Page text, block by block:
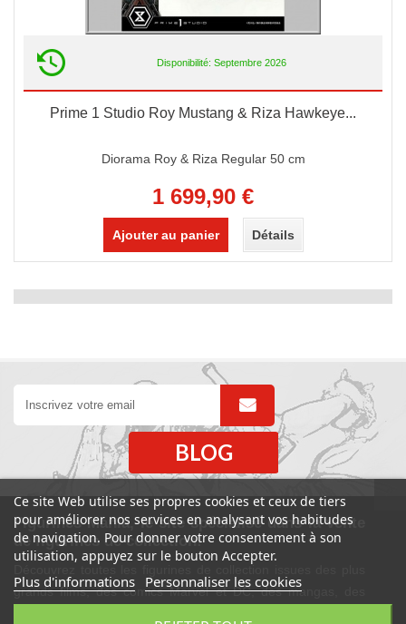
Disponibilité: Septembre 2026
Prime 1 Studio Roy Mustang & Riza Hawkeye...
Diorama Roy & Riza Regular 50 cm
1 699,90 €
Ajouter au panier Détails
BLOG
Figurines Mania, le site spécialisé dans la vente
de figurines de collection!
grands films, des comics Marvel et DC, des mangas, des
Ce site Web utilise ses propres cookies et ceux de tiers
pour améliorer nos services en analysant vos habitudes
de navigation. Pour donner votre consentement à son
utilisation, appuyez sur le bouton Accepter.
Plus d'informations Personnaliser les cookies